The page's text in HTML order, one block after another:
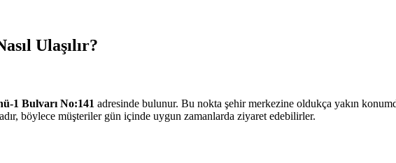
Ulaşılır?
1 Bulvarı No:141 adresinde bulunur. Bu nokta şehir merkezine oldukça yakın
böylece müşteriler gün içinde uygun zamanlarda ziyaret edebilirler.